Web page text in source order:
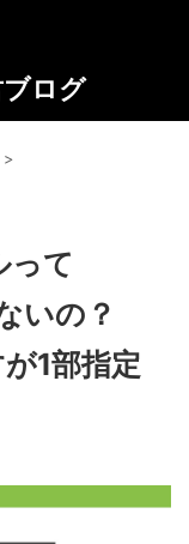
ログ
>
って
いの？
1部指定